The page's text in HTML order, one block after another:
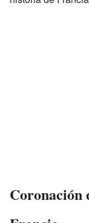
Coronación